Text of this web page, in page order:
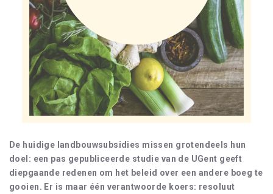
De huidige landbouwsubsidies missen grotendeels hun
doel: een pas gepubliceerde studie van de UGent geeft
diepgaande redenen om het beleid over een andere boeg te
gooien. Er is maar één verantwoorde koers: resoluut